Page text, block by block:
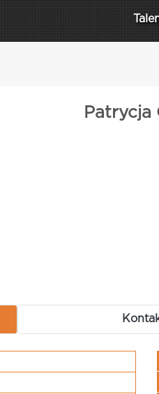
Patrycja